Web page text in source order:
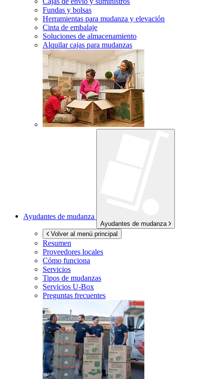
Fundas y bolsas
Herramientas para mudanza y elevación
Cinta de embalaje
Soluciones de almacenamiento
Alquilar cajas para mudanzas
Ayudantes de mudanza
Ayudantes de mudanza
Volver al menú principal
Resumen
Proveedores locales
Cómo funciona
Servicios
Tipos de mudanzas
Servicios U-Box
Preguntas frecuentes